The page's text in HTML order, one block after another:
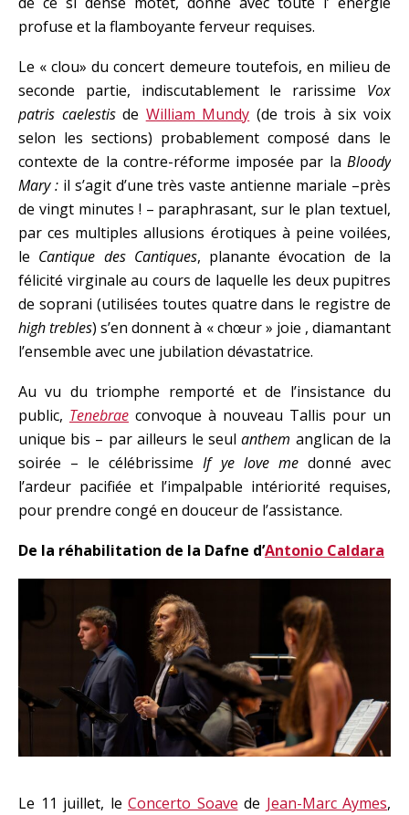
profuse et la flamboyante ferveur requises.
Le « clou» du concert demeure toutefois, en milieu de
seconde partie, indiscutablement le rarissime Vox
patris caelestisde William Mundy (de trois à six voix
selon les sections) probablement composé dans le
contexte de la contre-réforme imposée par la Bloody
Mary : il s’agit d’une très vaste antienne mariale –près
de vingt minutes ! – paraphrasant, sur le plan textuel,
par ces multiples allusions érotiques à peine voilées,
le Cantique des Cantiques, planante évocation de la
félicité virginale au cours de laquelle les deux pupitres
de soprani (utilisées toutes quatre dans le registre de
high trebles) s’en donnent à « chœur » joie , diamantant
l’ensemble avec une jubilation dévastatrice.
Au vu du triomphe remporté et de l’insistance du
public, Tenebrae convoque à nouveau Tallis pour un
unique bis – par ailleurs le seulanthem anglican de la
soirée – le célébrissimeIf ye love medonné avec
l’ardeur pacifiée et l’impalpable intériorité requises,
pour prendre congé en douceur de l’assistance.
De la réhabilitation de la Dafne d’Antonio Caldara
Le 11 juillet, le Concerto Soave de Jean-Marc Aymes,